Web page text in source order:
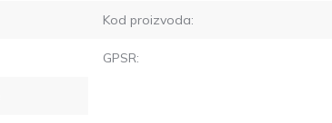
Kod proizvoda:
GPSR: